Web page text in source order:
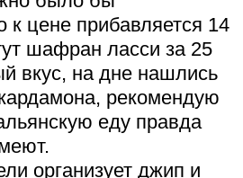
к цене прибавляется 14
шафран ласси за 25
вкус, на дне нашлись
рекомендую
еду правда
организует джип и